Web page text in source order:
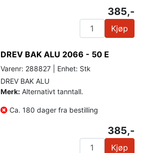
385,-
Kjøp
DREV BAK ALU 2066 - 50 E
Varenr: 288827 | Enhet: Stk
DREV BAK ALU
Merk: Alternativt tanntall.
Ca. 180 dager fra bestilling
385,-
Kjøp